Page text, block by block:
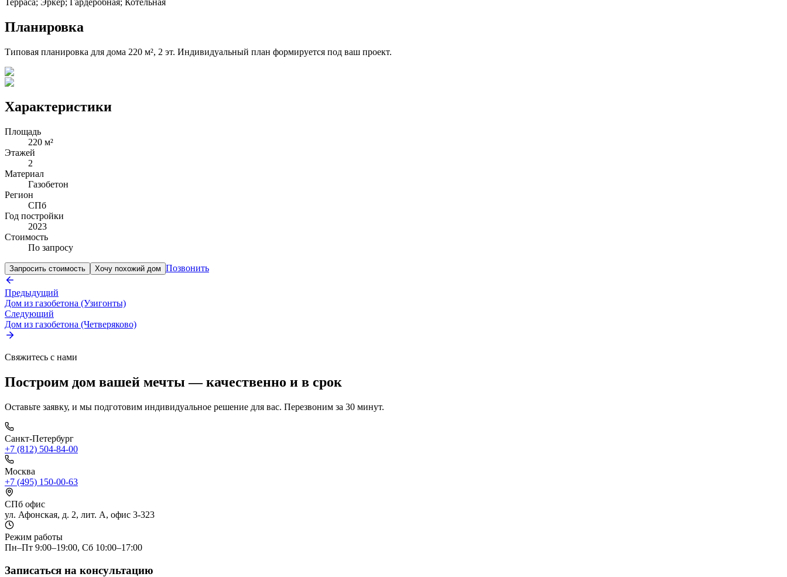
Планировка
Типовая планировка для дома 220 м², 2 эт. Индивидуальный план формируется под ваш проект.
Характеристики
Площадь
220 м²
Этажей
2
Материал
Газобетон
Регион
СПб
Год постройки
2023
Стоимость
По запросу
Запросить стоимость Хочу похожий дом Позвонить
Предыдущий
Дом из газобетона (Узигонты)
Следующий
Дом из газобетона (Четверяково)
Свяжитесь с нами
Построим дом вашей мечты — качественно и в срок
Оставьте заявку, и мы подготовим индивидуальное решение для вас. Перезвоним за 30 минут.
Санкт-Петербург
+7 (812) 504-84-00
Москва
+7 (495) 150-00-63
СПб офис
ул. Афонская, д. 2, лит. А, офис 3-323
Режим работы
Пн–Пт 9:00–19:00, Сб 10:00–17:00
Записаться на консультацию